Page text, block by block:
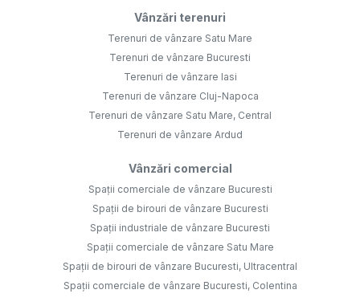
Vânzări terenuri
Terenuri de vânzare Satu Mare
Terenuri de vânzare Bucuresti
Terenuri de vânzare Iasi
Terenuri de vânzare Cluj-Napoca
Terenuri de vânzare Satu Mare, Central
Terenuri de vânzare Ardud
Vânzări comercial
Spații comerciale de vânzare Bucuresti
Spații de birouri de vânzare Bucuresti
Spații industriale de vânzare Bucuresti
Spații comerciale de vânzare Satu Mare
Spații de birouri de vânzare Bucuresti, Ultracentral
Spații comerciale de vânzare Bucuresti, Colentina